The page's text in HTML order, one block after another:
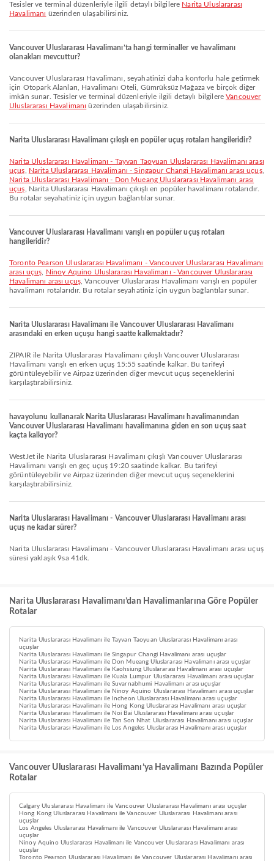
Tesisler ve terminal düzenleriyle ilgili detaylı bilgilere Narita Uluslararası
Havalimanı üzerinden ulaşabilirsiniz.
Vancouver Uluslararası Havalimanı’ta hangi terminaller ve havalimanı
olanakları mevcuttur?
Vancouver Uluslararası Havalimanı, seyahatinizi daha konforlu hale getirmek
için Otopark Alanları, Havalimanı Oteli, Gümrüksüz Mağaza ve birçok diğer
imkân sunar. Tesisler ve terminal düzenleriyle ilgili detaylı bilgilereVancouver
Uluslararası Havalimanı üzerinden ulaşabilirsiniz.
Narita Uluslararası Havalimanı çıkışlı en popüler uçuş rotaları hangileridir?
Narita Uluslararası Havalimanı - Tayvan Taoyuan Uluslararası Havalimanı arası
uçuş
Narita Uluslararası Havalimanı - Singapur Changi Havalimanı arası uçuş,
Narita Uluslararası Havalimanı - Don Mueang Uluslararası Havalimanı arası
uçuş , Narita Uluslararası Havalimanı çıkışlı en popüler havalimanı rotalarıdır.
Bu rotalar seyahatiniz için uygun bağlantılar sunar.
Vancouver Uluslararası Havalimanı varışlı en popüler uçuş rotaları
hangileridir?
Toronto Pearson Uluslararası Havalimanı - Vancouver Uluslararası Havalimanı
arası uçuş
Ninoy Aquino Uluslararası Havalimanı - Vancouver Uluslararası
Havalimanı arası uçuş, Vancouver Uluslararası Havalimanı varışlı en popüler
havalimanı rotalarıdır. Bu rotalar seyahatiniz için uygun bağlantılar sunar.
Narita Uluslararası Havalimanı ile Vancouver Uluslararası Havalimanı
arasındaki en erken uçuşu hangi saatte kalkmaktadır?
ZIPAIR ile Narita Uluslararası Havalimanı çıkışlı Vancouver Uluslararası
Havalimanı varışlı en erken uçuş 15:55 saatinde kalkar. Bu tarifeyi
görüntüleyebilir ve Airpaz üzerinden diğer mevcut uçuş seçeneklerini
karşılaştırabilirsiniz.
havayolunu kullanarak Narita Uluslararası Havalimanı havalimanından
Vancouver Uluslararası Havalimanı havalimanına giden en son uçuş saat
kaçta kalkıyor?
WestJet ile Narita Uluslararası Havalimanı çıkışlı Vancouver Uluslararası
Havalimanı varışlı en geç uçuş 19:20 saatinde kalkar. Bu tarifeyi
görüntüleyebilir ve Airpaz üzerinden diğer mevcut uçuş seçeneklerini
karşılaştırabilirsiniz.
Narita Uluslararası Havalimanı - Vancouver Uluslararası Havalimanı arası
uçuş ne kadar sürer?
Narita Uluslararası Havalimanı - Vancouver Uluslararası Havalimanı arası uçuş
süresi yaklaşık 9sa 41dk.
Narita Uluslararası Havalimanı’dan Havalimanlarına Göre Popüler
Rotalar
Narita Uluslararası Havalimanı ile Tayvan Taoyuan Uluslararası Havalimanı arası
uçuşlar
Narita Uluslararası Havalimanı ile Singapur Changi Havalimanı arası uçuşlar
Narita Uluslararası Havalimanı ile Don Mueang Uluslararası Havalimanı arası uçuşlar
Narita Uluslararası Havalimanı ile Kaohsiung Uluslararası Havalimanı arası uçuşlar
Narita Uluslararası Havalimanı ile Kuala Lumpur Uluslararası Havalimanı arası uçuşlar
Narita Uluslararası Havalimanı ile Suvarnabhumi Havalimanı arası uçuşlar
Narita Uluslararası Havalimanı ile Ninoy Aquino Uluslararası Havalimanı arası uçuşlar
Narita Uluslararası Havalimanı ile Incheon Uluslararası Havalimanı arası uçuşlar
Narita Uluslararası Havalimanı ile Hong Kong Uluslararası Havalimanı arası uçuşlar
Narita Uluslararası Havalimanı ile Noi Bai Uluslararası Havalimanı arası uçuşlar
Narita Uluslararası Havalimanı ile Tan Son Nhat Uluslararası Havalimanı arası uçuşlar
Narita Uluslararası Havalimanı ile Los Angeles Uluslararası Havalimanı arası uçuşlar
Vancouver Uluslararası Havalimanı’ya Havalimanı Bazında Popüler
Rotalar
Calgary Uluslararası Havalimanı ile Vancouver Uluslararası Havalimanı arası uçuşlar
Hong Kong Uluslararası Havalimanı ile Vancouver Uluslararası Havalimanı arası
uçuşlar
Los Angeles Uluslararası Havalimanı ile Vancouver Uluslararası Havalimanı arası
uçuşlar
Ninoy Aquino Uluslararası Havalimanı ile Vancouver Uluslararası Havalimanı arası
uçuşlar
Toronto Pearson Uluslararası Havalimanı ile Vancouver Uluslararası Havalimanı arası